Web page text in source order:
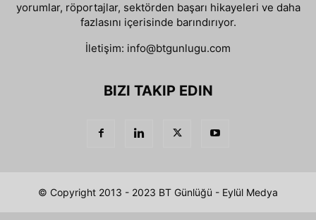
yorumlar, röportajlar, sektörden başarı hikayeleri ve daha
fazlasını içerisinde barındırıyor.
İletişim: info@btgunlugu.com
BIZI TAKIP EDIN
© Copyright 2013 - 2023 BT Günlüğü - Eylül Medya